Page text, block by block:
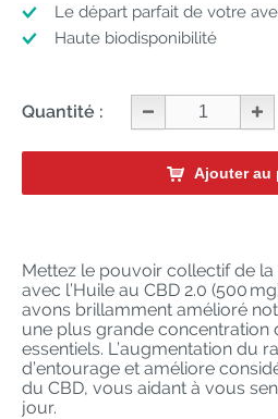
Le départ parfait de votre
Haute biodisponibilité
Quantité :
Ajouter au
Mettez le pouvoir collectif de
avec l’Huile au CBD 2.0 (500
avons brillamment amélioré
une plus grande concentration
essentiels. L’augmentation du
d’entourage et améliore
du CBD, vous aidant à vous
jour.